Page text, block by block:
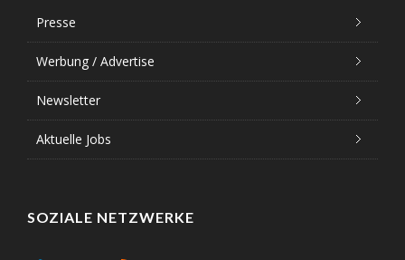
Presse
Werbung / Advertise
Newsletter
Aktuelle Jobs
SOZIALE NETZWERKE